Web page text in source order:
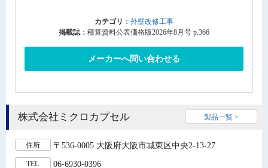
カテゴリ ： 外壁改修工事
掲載誌 ：積算資料公表価格版2026年8月号 p.366
メーカーへ問い合わせる
株式会社ミクロカプセル 製品一覧 >
住所 〒536-0005 大阪府大阪市城東区中央2-13-27
TEL 06-6930-0396